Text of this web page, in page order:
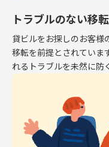
トラブルのない移
貸ビルをお探しのお客様
移転を前提とされていま
れるトラブルを未然に防
約予告 現在お使いのオ